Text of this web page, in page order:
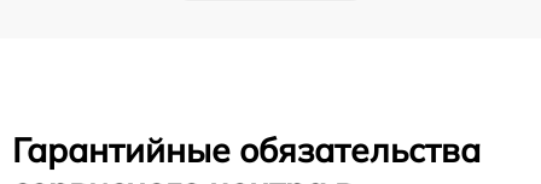
Гарантийные обязательства